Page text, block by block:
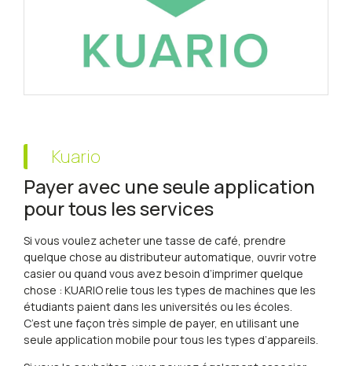
Kuario
Payer avec une seule application
pour tous les services
Si vous voulez acheter une tasse de café, prendre
quelque chose au distributeur automatique, ouvrir votre
casier ou quand vous avez besoin d’imprimer quelque
chose : KUARIO relie tous les types de machines que les
étudiants paient dans les universités ou les écoles.
C’est une façon très simple de payer, en utilisant une
seule application mobile pour tous les types d’appareils.